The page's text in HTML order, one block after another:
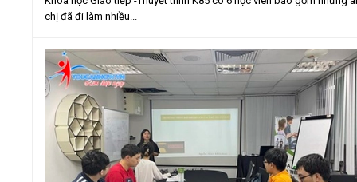
chị đã đi làm nhiều...